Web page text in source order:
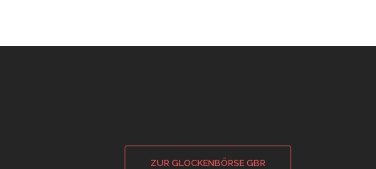
ZUR GLOCKENBÖRSE GBR